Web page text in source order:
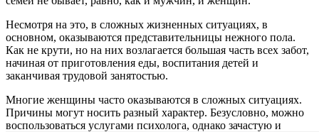
Несмотря на это, в сложных жизненных ситуациях, в
основном, оказываются представительницы нежного пола.
Как не крути, но на них возлагается большая часть всех забот,
начиная от приготовления еды, воспитания детей и
заканчивая трудовой занятостью.
Многие женщины часто оказываются в сложных ситуациях.
Причины могут носить разный характер. Безусловно, можно
воспользоваться услугами психолога, однако зачастую и